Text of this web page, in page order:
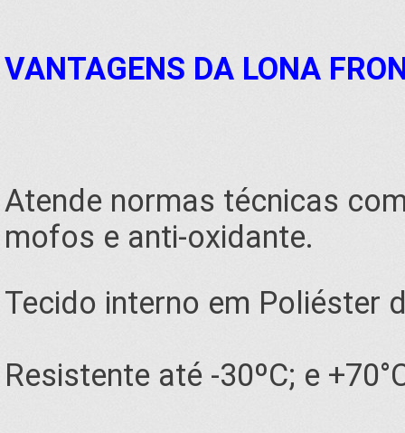
VANTAGENS DA LONA
Atende normas técnicas
mofos e anti-oxidante.
Tecido interno em Poliéster
Resistente até -30ºC; e